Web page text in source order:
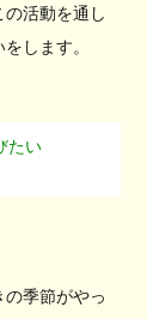
活動を通し
します。
たい
季節がやっ